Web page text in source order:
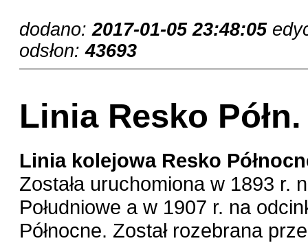
dodano:2017-01-05 23:48:05
odsłon:43693
Linia Resko
Linia kolejowa Resko
Została uruchomiona w 1893 r.
Południowe a w 1907 r. na
Północne. Został rozebrana